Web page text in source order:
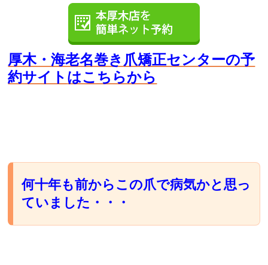
厚木・海老名巻き爪矯正センターの予
約サイト はこちらから
何十年も前からこの爪で病気かと思っ
ていました・・・